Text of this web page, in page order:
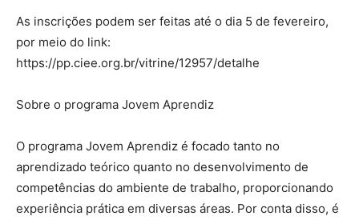
As inscrições podem ser feitas até o dia 5 de fevereiro,
por meio do link:
https://pp.ciee.org.br/vitrine/12957/detalhe
Sobre o programa Jovem Aprendiz
O programa Jovem Aprendiz é focado tanto no
aprendizado teórico quanto no desenvolvimento de
competências do ambiente de trabalho, proporcionando
experiência prática em diversas áreas. Por conta disso, é